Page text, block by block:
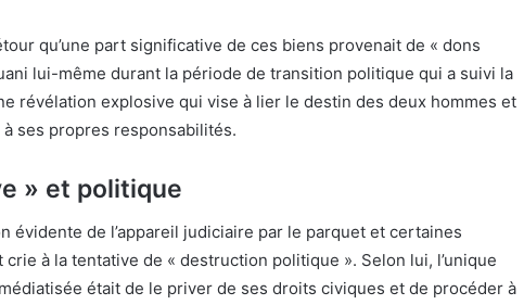
qu’une part significative de ces biens provenait de « dons
lui-même durant la période de transition politique qui a suivi la
révélation explosive qui vise à lier le destin des deux hommes et
à ses propres responsabilités.
» et politique
évidente de l’appareil judiciaire par le parquet et certaines
à la tentative de « destruction politique ». Selon lui, l’unique
était de le priver de ses droits civiques et de procéder à